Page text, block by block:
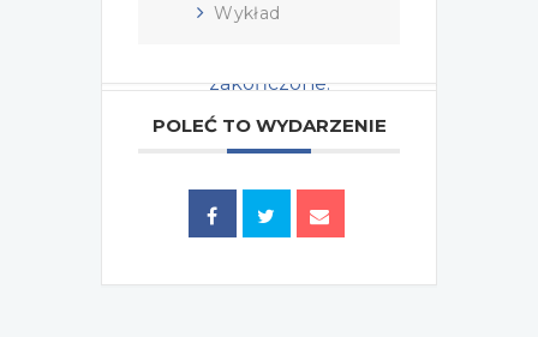
Wykład
zakończone.
POLEĆ TO WYDARZENIE